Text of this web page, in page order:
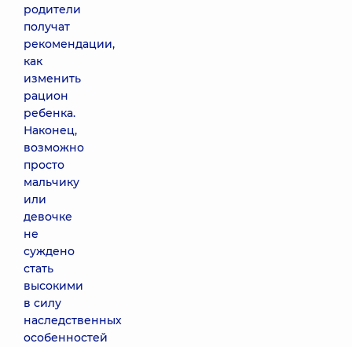
родители
получат
рекомендации,
как
изменить
рацион
ребенка.
Наконец,
возможно
просто
мальчику
или
девочке
не
суждено
стать
высокими
в силу
наследственных
особенностей